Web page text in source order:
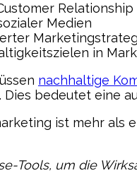
Relationship
Medien
in
nachhaltige
Dies bedeutet eine
ist mehr als
Tools, um die